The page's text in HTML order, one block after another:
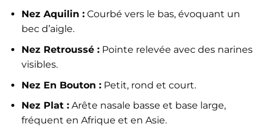
Nez Aquilin :Courbé vers le bas, évoquant un
bec d’aigle.
Nez Retroussé :Pointe relevée avec des narines
visibles.
Nez En Bouton :Petit, rond et court.
Nez Plat :Arête nasale basse et base large,
fréquent en Afrique et en Asie.